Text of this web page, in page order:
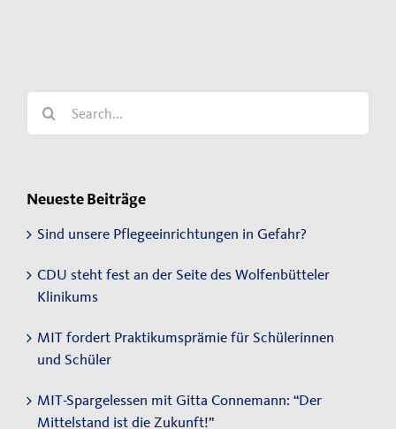
for:
Neueste Beiträge
Sind unsere Pflegeeinrichtungen in Gefahr?
CDU steht fest an der Seite des Wolfenbütteler
Klinikums
MIT fordert Praktikumsprämie für Schülerinnen
und Schüler
MIT-Spargelessen mit Gitta Connemann: “Der
Mittelstand ist die Zukunft!”